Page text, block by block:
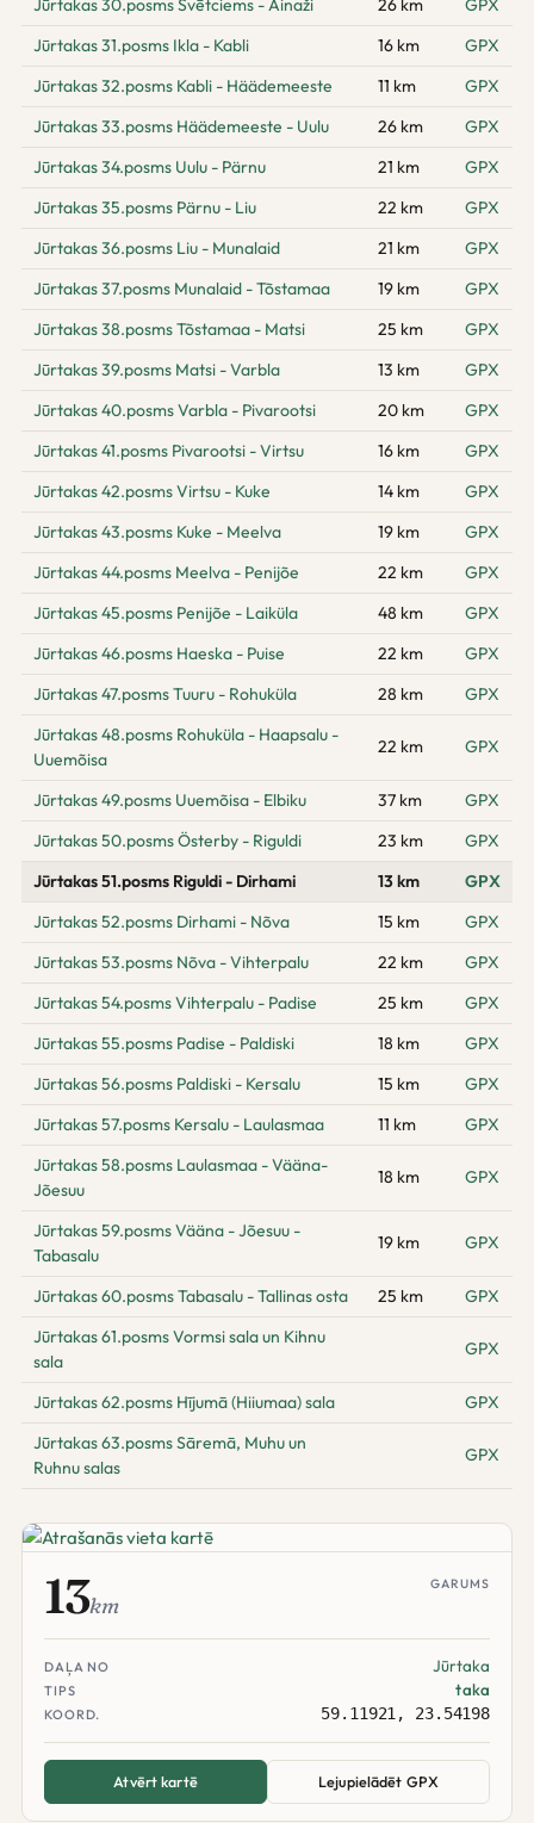
Jūrtakas 30.posms Svētciems - Ainaži
26 km
GPX
Jūrtakas 31.posms Ikla - Kabli
16 km
GPX
Jūrtakas 32.posms Kabli - Häädemeeste
11 km
GPX
Jūrtakas 33.posms Häädemeeste - Uulu
26 km
GPX
Jūrtakas 34.posms Uulu - Pärnu
21 km
GPX
Jūrtakas 35.posms Pärnu - Liu
22 km
GPX
Jūrtakas 36.posms Liu - Munalaid
21 km
GPX
Jūrtakas 37.posms Munalaid - Tõstamaa
19 km
GPX
Jūrtakas 38.posms Tõstamaa - Matsi
25 km
GPX
Jūrtakas 39.posms Matsi - Varbla
13 km
GPX
Jūrtakas 40.posms Varbla - Pivarootsi
20 km
GPX
Jūrtakas 41.posms Pivarootsi - Virtsu
16 km
GPX
Jūrtakas 42.posms Virtsu - Kuke
14 km
GPX
Jūrtakas 43.posms Kuke - Meelva
19 km
GPX
Jūrtakas 44.posms Meelva - Penijõe
22 km
GPX
Jūrtakas 45.posms Penijõe - Laiküla
48 km
GPX
Jūrtakas 46.posms Haeska - Puise
22 km
GPX
Jūrtakas 47.posms Tuuru - Rohuküla
28 km
GPX
Jūrtakas 48.posms Rohuküla - Haapsalu -
Uuemõisa
22 km GPX
Jūrtakas 49.posms Uuemõisa - Elbiku 37 km
GPX
Jūrtakas 50.posms Österby - Riguldi
23 km
GPX
Jūrtakas 51.posms Riguldi - Dirhami
13 km
GPX
Jūrtakas 52.posms Dirhami - Nõva
15 km
GPX
Jūrtakas 53.posms Nõva - Vihterpalu
22 km
GPX
Jūrtakas 54.posms Vihterpalu - Padise
25 km
GPX
Jūrtakas 55.posms Padise - Paldiski
18 km
GPX
Jūrtakas 56.posms Paldiski - Kersalu
15 km
GPX
Jūrtakas 57.posms Kersalu - Laulasmaa
11 km
GPX
Jūrtakas 58.posms Laulasmaa - Vääna-
Jõesuu
18 km GPX
Jūrtakas 59.posms Vääna - Jõesuu -
Tabasalu
19 km GPX
Jūrtakas 60.posms Tabasalu - Tallinas osta 25 km
GPX
Jūrtakas 61.posms Vormsi sala un Kihnu
sala
GPX
Jūrtakas 62.posms Hījumā (Hiiumaa) sala
GPX
Jūrtakas 63.posms Sāremā, Muhu un
Ruhnu salas
GPX
13km
GARUMS
DAĻA NO Jūrtaka
TIPS taka
KOORD. 59.11921, 23.54198
Atvērt kartē Lejupielādēt GPX